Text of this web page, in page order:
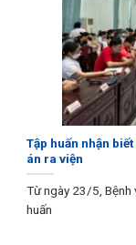
Tập huấn nhận
án ra viện
Từ ngày 23/5, Bệnh
huấn